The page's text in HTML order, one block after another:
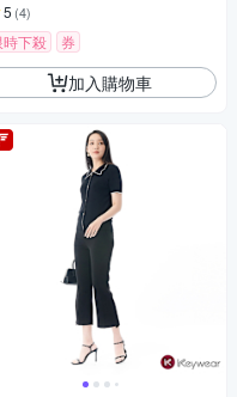
5 (4)
時下殺 券
加入購物車